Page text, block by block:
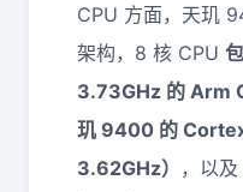
CPU 方面，天玑
架构，8 核 CPU
3.73GHz 的 Arm
玑 9400 的
3.62GHz） ，以